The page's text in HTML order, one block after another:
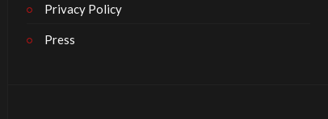
Privacy Policy
Press